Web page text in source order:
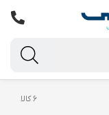
۶ کالا